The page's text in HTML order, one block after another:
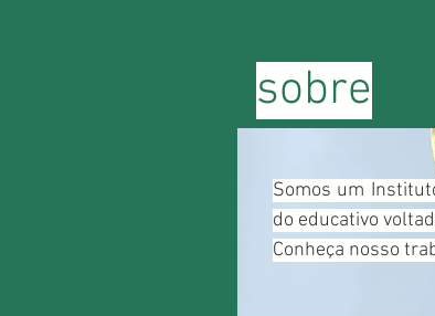
sobre
Somos um
do educativo
Conheça nosso